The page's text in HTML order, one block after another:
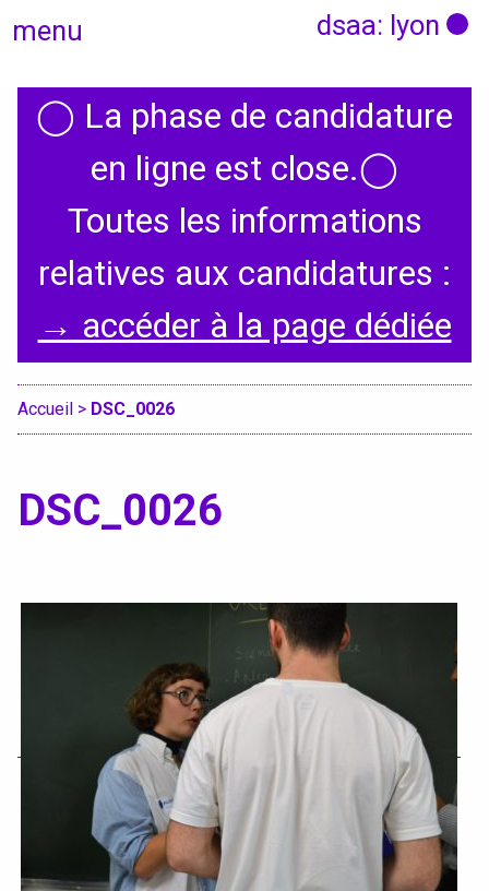
menu dsaa: lyon
Actualités
Candidatures
Graphisme, médias, médiations
Espace, Usages, Territoires
Textile, territoires, mutations
Accueil des étrangers
Partir à l’étranger
◯ La phase de candidature
en ligne est close.◯
Toutes les informations
relatives aux candidatures :
→ accéder à la page dédiée
Accueil > DSC_0026
DSC_0026